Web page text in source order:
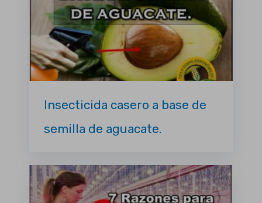
Insecticida casero a base de
semilla de aguacate.